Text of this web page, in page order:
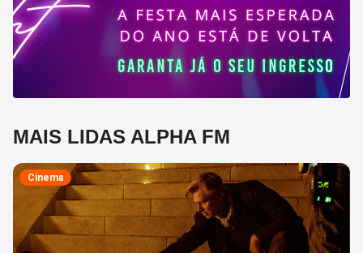
MAIS LIDAS ALPHA FM
Cinema